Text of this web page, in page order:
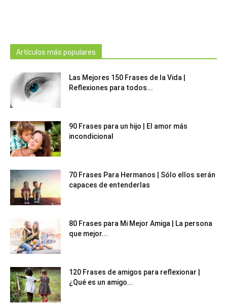
Artículos más populares
Las Mejores 150 Frases de la Vida |
Reflexiones para todos...
90 Frases para un hijo | El amor más
incondicional
70 Frases Para Hermanos | Sólo ellos serán
capaces de entenderlas
80 Frases para Mi Mejor Amiga | La persona
que mejor...
120 Frases de amigos para reflexionar |
¿Qué es un amigo...